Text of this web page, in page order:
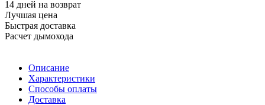
14 дней на возврат
Лучшая цена
Быстрая доставка
Расчет дымохода
Описание
Характеристики
Способы оплаты
Доставка